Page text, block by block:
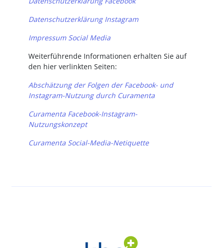
Datenschutzerklärung Instagram
Impressum Social Media
Weiterführende Informationen erhalten Sie auf
den hier verlinkten Seiten:
Abschätzung der Folgen der Facebook- und
Instagram-Nutzung durch Curamenta
Curamenta Facebook-Instagram-
Nutzungskonzept
Curamenta Social-Media-Netiquette